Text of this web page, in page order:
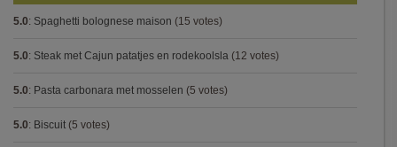
5.0: Spaghetti bolognese maison (15 votes)
5.0: Steak met Cajun patatjes en rodekoolsla (12 votes)
5.0: Pasta carbonara met mosselen (5 votes)
5.0: Biscuit (5 votes)